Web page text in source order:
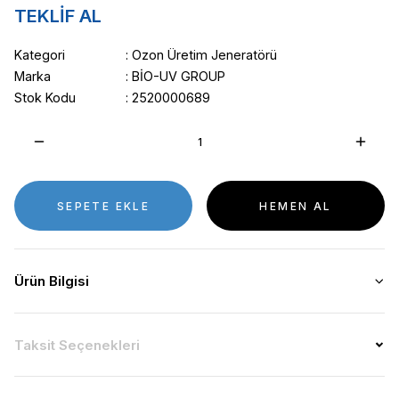
TEKLİF AL
Kategori
Ozon Üretim Jeneratörü
Marka
BİO-UV GROUP
Stok Kodu
2520000689
SEPETE EKLE HEMEN AL
Ürün Bilgisi
Taksit Seçenekleri